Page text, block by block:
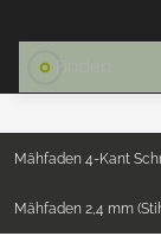
Mähfaden 4-Kant
Mähfaden 2,4 mm